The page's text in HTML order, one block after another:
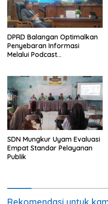
DPRD Balangan Optimalkan
Penyebaran Informasi
Melalui Podcast
SDN Mungkur Uyam Evaluasi
Empat Standar Pelayanan
Publik